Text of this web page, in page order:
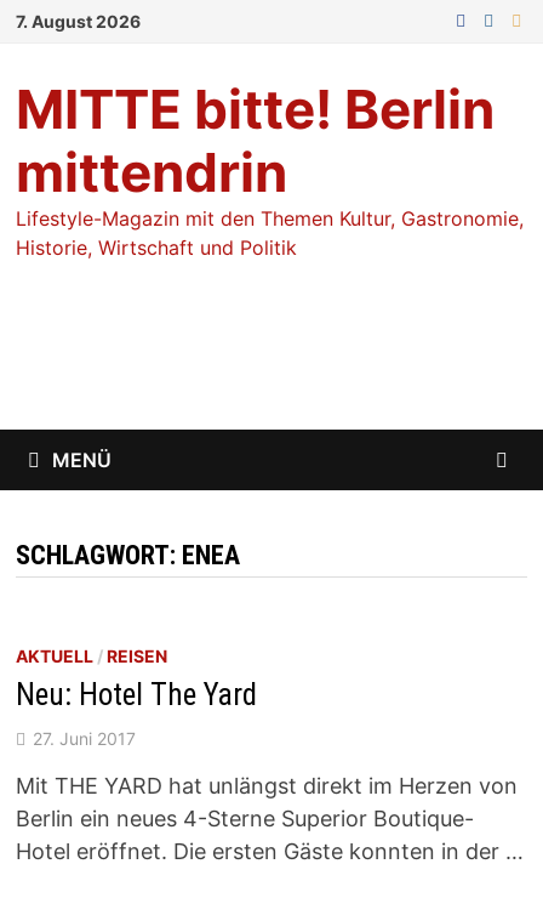
Zum
7. August 2026
MITTE bitte! Berlin
mittendrin
Lifestyle-Magazin mit den Themen Kultur, Gastronomie,
Historie, Wirtschaft und Politik
MENÜ
SCHLAGWORT: ENEA
AKTUELL/REISEN
Neu: Hotel The Yard
27. Juni 2017
Mit THE YARD hat unlängst direkt im Herzen von
Berlin ein neues 4-Sterne Superior Boutique-
Hotel eröffnet. Die ersten Gäste konnten in der …